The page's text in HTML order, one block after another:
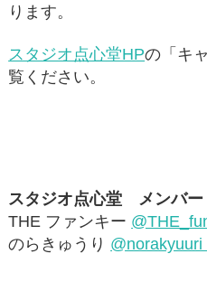
ります。
スタジオ点心堂HPの「キ
覧ください。
スタジオ点心堂 メンバー
THE ファンキー
のらきゅうり @norakyuuri